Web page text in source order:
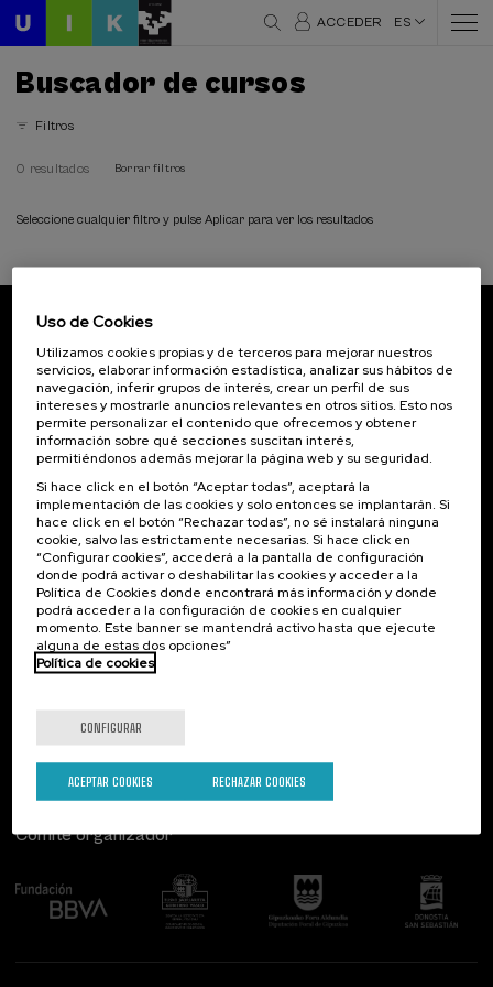
ACCEDER ES
Buscador de cursos
Filtros
0 resultados Borrar filtros
Seleccione cualquier filtro y pulse Aplicar para ver los resultados
Inscríbete para ser el primero/a en recibir las
novedades de UIK.
Suscribirse
Contacto
Palacio Miramar
Paseo de Miraconcha, 48
20007 Donostia / San Sebastián
Gipuzkoa, Spain
Contacta con nosotros
De interés...
Actividades anteriores
Comité organizador
Uso de Cookies
Utilizamos cookies propias y de terceros para mejorar nuestros
servicios, elaborar información estadística, analizar sus hábitos de
navegación, inferir grupos de interés, crear un perfil de sus
intereses y mostrarle anuncios relevantes en otros sitios. Esto nos
permite personalizar el contenido que ofrecemos y obtener
información sobre qué secciones suscitan interés,
permitiéndonos además mejorar la página web y su seguridad.
Si hace click en el botón “Aceptar todas”, aceptará la
implementación de las cookies y solo entonces se implantarán. Si
hace click en el botón “Rechazar todas”, no sé instalará ninguna
cookie, salvo las estrictamente necesarias. Si hace click en
“Configurar cookies”, accederá a la pantalla de configuración
donde podrá activar o deshabilitar las cookies y acceder a la
Política de Cookies donde encontrará más información y donde
podrá acceder a la configuración de cookies en cualquier
momento. Este banner se mantendrá activo hasta que ejecute
alguna de estas dos opciones”
Política de cookies
CONFIGURAR
RECHAZAR COOKIES
ACEPTAR COOKIES